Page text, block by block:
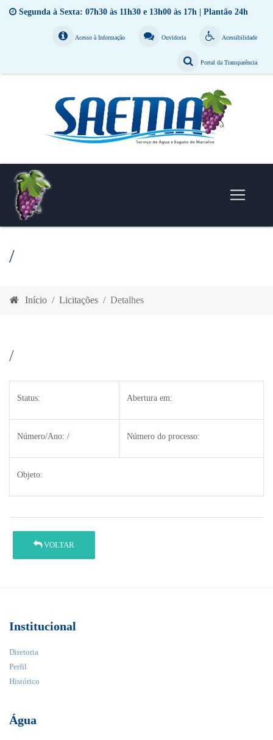
Segunda à Sexta: 07h30 às 11h30 e 13h00 às 17h | Plantão 24h
Acessibilidade
Ouvidoria
Acesso à Informação
Portal da Transparência
/
Início Licitações Detalhes
/
Status: Abertura em:
Número/Ano: / Número do processo:
Objeto:
VOLTAR
Institucional
Diretoria
Perfil
Histórico
Água